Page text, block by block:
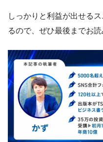
しっかりと利益が出せる
るので、ぜひ最後までお読